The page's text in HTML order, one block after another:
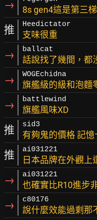
→ 8s gen4這是第三
推 Heedictator
支味很重
→ ballcat
話說找了幾間，都
→ WOGEchidna
旗艦級的級和泡麵
→ battlewind
旗艦風味XD
推 sid3
有夠鬼的價格 記
推 ai031221
日本品牌在外觀上
→ ai031221
也確實比R10進步
→ c80176
說什麼效能過剩那